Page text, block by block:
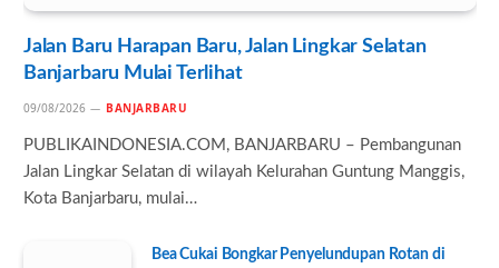
Jalan Baru Harapan Baru, Jalan Lingkar Selatan
Banjarbaru Mulai Terlihat
09/08/2026 BANJARBARU
PUBLIKAINDONESIA.COM, BANJARBARU – Pembangunan
Jalan Lingkar Selatan di wilayah Kelurahan Guntung Manggis,
Kota Banjarbaru, mulai…
Bea Cukai Bongkar Penyelundupan Rotan di